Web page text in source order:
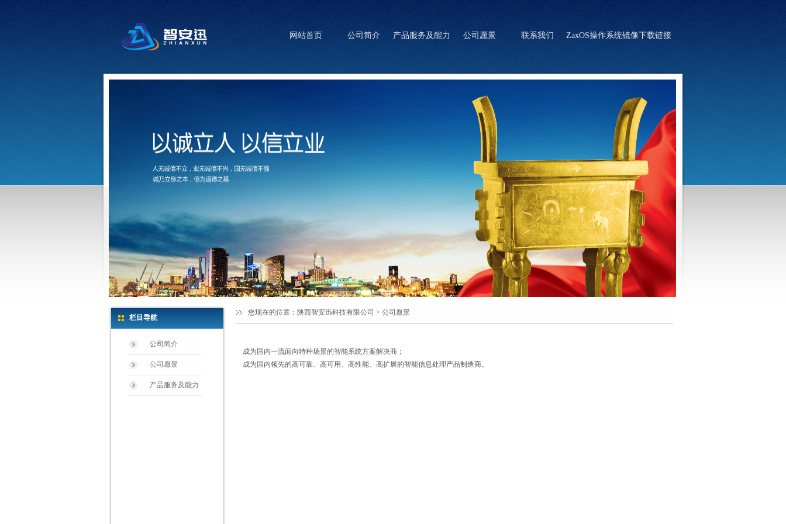
网站首页 公司简介 产品服务及能力 公司愿景 联系我们 ZaxOS操作系统镜像下载链接
栏目导航
公司简介
公司愿景
产品服务及能力
您现在的位置： 陕西智安迅科技有限公司 > 公司愿景
成为国内一流面向特种场景的智能系统方案解决商；
成为国内领先的高可靠、高可用、高性能、高扩展的智能信息处理产品制造商。